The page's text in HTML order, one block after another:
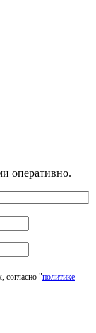
оперативно.
согласно "политике